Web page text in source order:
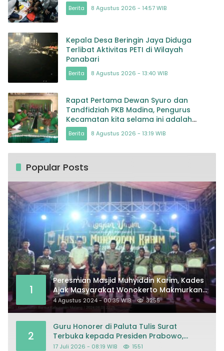
Berita 8 Agustus 2026 - 14:57 WIB
Kepala Desa Beringin Jaya Diduga
Terlibat Aktivitas PETI di Wilayah
Panabari
Berita 8 Agustus 2026 - 13:40 WIB
Rapat Pertama Dewan Syuro dan
Tandfidziah PKB Madina, Pengurus
Kecamatan kita selama ini adalah
Tokoh
Berita 8 Agustus 2026 - 13:19 WIB
Popular Posts
1
Peresmian Masjid Muhyiddin Karim, Kades
Ajak Masyarakat Wonokerto Makmurkan
Masjid
4 Agustus 2024 - 00:35 WIB 3255
2
Guru Honorer di Paluta Tulis Surat
Terbuka kepada Presiden Prabowo,
Mohon Keadilan atas Dugaan
17 Juli 2026 - 08:19 WIB 1551